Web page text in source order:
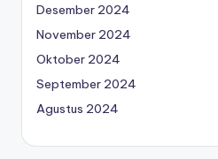
Desember 2024
November 2024
Oktober 2024
September 2024
Agustus 2024